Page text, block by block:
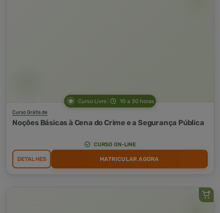
Curso Livre 10 a 30 horas
Curso Grátis de
Noções Básicas à Cena do Crime e a Segurança Pública
CURSO ON-LINE
DETALHES MATRICULAR AGORA